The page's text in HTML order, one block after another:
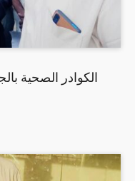
الكوادر الصحية